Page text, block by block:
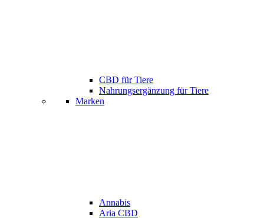
CBD für Tiere
Nahrungsergänzung für Tiere
Marken
Annabis
Aria CBD